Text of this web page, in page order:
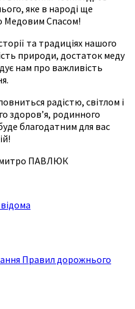
яке в народі ще
Медовим Спасом!
та традиціях нашого
природи, достаток меду
нам про важливість
радістю, світлом і
здоров’я, родинного
благодатним для вас
ПАВЛЮК
Правил дорожнього